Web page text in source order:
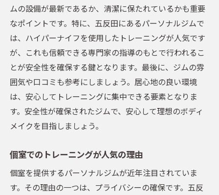
ムの設備が最新であるか、清潔に保たれているかも重要
なポイントです。特に、五反田にあるパーソナルジムで
は、ハイパーナイフを使用したトレーニングが人気です
が、これも信頼できる専門家の指導のもとで行われるこ
とが安全性を確保する鍵となります。最後に、ジムの雰
囲気や口コミも参考にしましょう。居心地の良い環境
は、安心してトレーニングに集中できる要素となりま
す。安全性が確保されたジムで、安心して理想のボディ
メイクを目指しましょう。
個室でのトレーニングが人気の理由
個室を提供するパーソナルジムが近年注目されていま
す。その理由の一つは、プライバシーの確保です。五反